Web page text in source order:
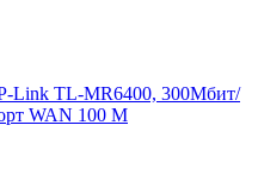
Link TL-MR6400, 300Мбит/
WAN 100 М